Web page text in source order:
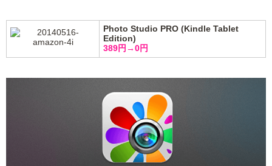
Photo Studio PRO (Kindle Tablet
Edition)
389円→0円